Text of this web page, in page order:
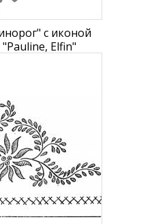
с иконой
Elfin"